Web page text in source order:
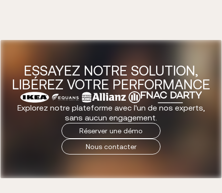
ESSAYEZ NOTRE SOLUTION,
LIBÉREZ VOTRE PERFORMANCE
Explorez notre plateforme avec l'un de nos experts,
sans aucun engagement.
Réserver une démo
Nous contacter